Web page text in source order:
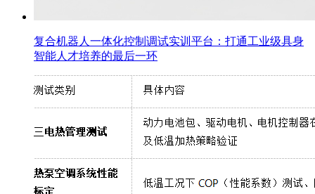
复合机器人一体化控制调试实训平台：打通工业级具身
智能人才培养的最后一环